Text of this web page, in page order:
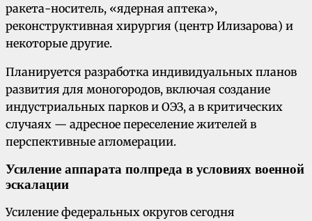
ракета-носитель, «ядерная аптека»,
реконструктивная хирургия (центр Илизарова) и
некоторые другие.
Планируется разработка индивидуальных планов
развития для моногородов, включая создание
индустриальных парков и ОЭЗ, а в критических
случаях — адресное переселение жителей в
перспективные агломерации.
Усиление аппарата полпреда в условиях военной
эскалации
Усиление федеральных округов сегодня